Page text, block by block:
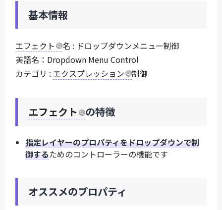
基本情報
エフェクト
名 : ドロップダウンメニュー制御
英語名：Dropdown Menu Control
カテゴリ : エクスプレッション 制御
エフェクト の特徴
指定レイヤーのプロパティをドロップダウンで制
御するためのコントローラーの機能です
オススメのプロパティ